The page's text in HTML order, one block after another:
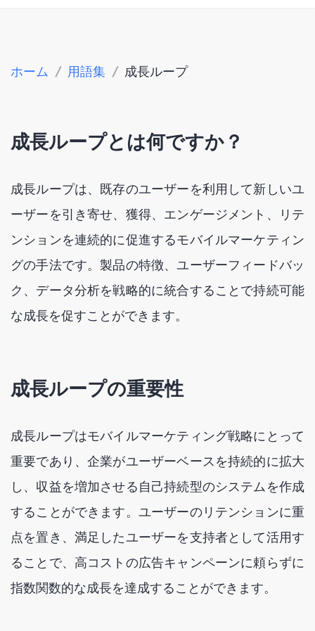
ホーム / 用語集 / 成長ループ
成長ループとは何ですか？
成長ループは、既存のユーザーを利用して新しいユ
ーザーを引き寄せ、獲得、エンゲージメント、リテ
ンションを連続的に促進するモバイルマーケティン
グの手法です。製品の特徴、ユーザーフィードバッ
ク、データ分析を戦略的に統合することで持続可能
な成長を促すことができます。
成長ループの重要性
成長ループはモバイルマーケティング戦略にとって
重要であり、企業がユーザーベースを持続的に拡大
し、収益を増加させる自己持続型のシステムを作成
することができます。ユーザーのリテンションに重
点を置き、満足したユーザーを支持者として活用す
ることで、高コストの広告キャンペーンに頼らずに
指数関数的な成長を達成することができます。